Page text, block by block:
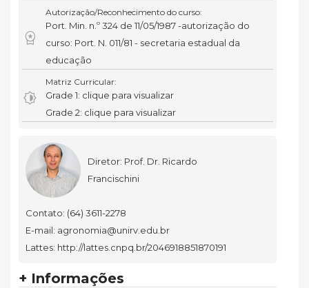
workspace_premium
Autorização/Reconhecimento do curso:
Port. Min. n.º 324 de 11/05/1987 -autorização do
curso: Port. N. 011/81 - secretaria estadual da
educação
brightness_6
Matriz Curricular:
Grade 1: clique para visualizar
Grade 2: clique para visualizar
Diretor: Prof. Dr. Ricardo
Francischini
Contato: (64) 3611-2278
E-mail: agronomia@unirv.edu.br
Lattes: http://lattes.cnpq.br/2046918851870191
+ Informações